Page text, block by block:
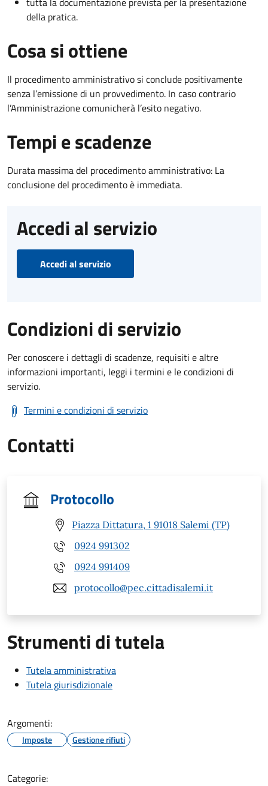
della pratica.
Cosa si ottiene
Il procedimento amministrativo si conclude positivamente
senza l’emissione di un provvedimento. In caso contrario
l’Amministrazione comunicherà l’esito negativo.
Tempi e scadenze
Durata massima del procedimento amministrativo: La
conclusione del procedimento è immediata.
Accedi al servizio
Accedi al servizio
Condizioni di servizio
Per conoscere i dettagli di scadenze, requisiti e altre
informazioni importanti, leggi i termini e le condizioni di
servizio.
Termini e condizioni di servizio
Contatti
Protocollo
Piazza Dittatura, 1 91018 Salemi (TP)
0924 991302
0924 991409
protocollo@pec.cittadisalemi.it
Strumenti di tutela
Tutela amministrativa
Tutela giurisdizionale
Argomenti:
Imposte Gestione rifiuti
Categorie: